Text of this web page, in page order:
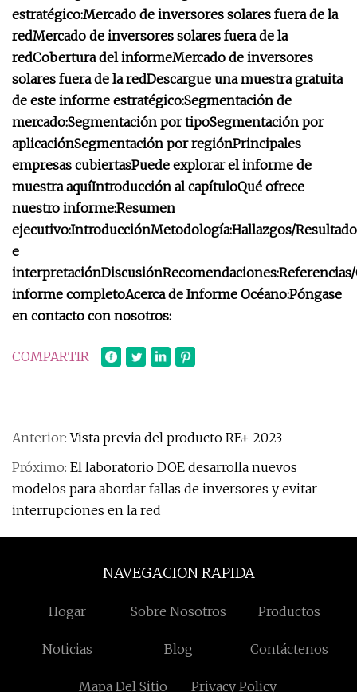
estratégico:Mercado de inversores solares fuera de la
redMercado de inversores solares fuera de la
redCobertura del informeMercado de inversores
solares fuera de la redDescargue una muestra gratuita
de este informe estratégico:Segmentación de
mercado:Segmentación por tipoSegmentación por
aplicaciónSegmentación por regiónPrincipales
empresas cubiertasPuede explorar el informe de
muestra aquíIntroducción al capítuloQué ofrece
nuestro informe:Resumen
ejecutivo:IntroducciónMetodología:Hallazgos/
e
interpretaciónDiscusiónRecomendaciones:
informe completoAcerca de Informe Océano:Póngase
en contacto con nosotros:
COMPARTIR
Anterior:Vista previa del producto RE+ 2023
Próximo: El laboratorio DOE desarrolla nuevos
modelos para abordar fallas de inversores y evitar
interrupciones en la red
NAVEGACION RAPIDA
Hogar Sobre Nosotros Productos
Noticias Blog Contáctenos
Mapa Del Sitio Privacy Policy